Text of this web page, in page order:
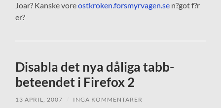
Joar? Kanske voreostkroken.forsmyrvagen.se n?got f?r
er?
Disabla det nya dåliga tabb-
beteendet i Firefox 2
13 APRIL, 2007 INGA KOMMENTARER